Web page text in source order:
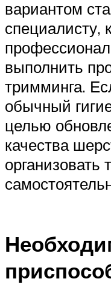
вариантом
специалисту,
выполнить
тримминга.
обычный
целью
качества
организовать